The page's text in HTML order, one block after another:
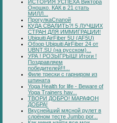
ИСТОРИЯ УСПЕХА Виктора
Оношко. КАК в 21 стать
МИЛЛ...
ПрогулкаСпапой
КУДА СВАЛИТЬ?! 5 ЛУЧШИХ
СТРАН ДЛЯ ИММИГРАЦИИ!
Ubiquiti AirFiber 5U (AF5U)
Обзор Ubiquiti AirFiber 24 от
UBNT.SU (на русском)...
УРА ! РОЗЫГРЫШ! Итоги !
Поздравляем
победителей!!!...
Филе трески с гарниром из
шпината
Yoga Health for life - Beware of
Yoga Trainers hav...
ТВОРИ ДОБРО! МАРАФОН
ДОБРА!
Вкуснейший мясной рулет в
слоёном тесте Jumbo por...